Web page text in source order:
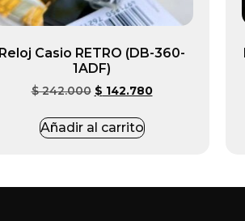
Reloj Casio RETRO (DB-360-
1ADF)
$242.000 $ 142.780
Añadir al carrito